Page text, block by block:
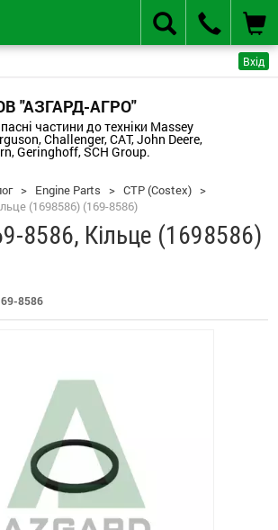
Вхід
"АЗГАРД-АГРО"
частини до техніки Massey
Challenger, CAT, John Deere,
Geringhoff, SCH Group.
> Engine Parts > CTP (Costex) >
(1698586) (169-8586)
8586, Кільце (1698586)
8586